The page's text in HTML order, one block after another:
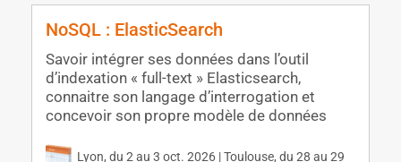
NoSQL : ElasticSearch
Savoir intégrer ses données dans l’outil
d’indexation « full-text » Elasticsearch,
connaitre son langage d’interrogation et
concevoir son propre modèle de données
Lyon, du 2 au 3 oct. 2026 | Toulouse, du 28 au 29